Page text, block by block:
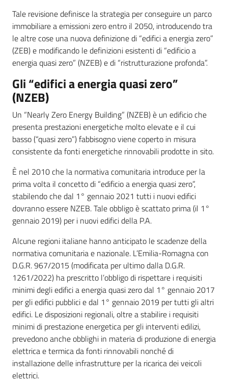
Tale revisione definisce la strategia per conseguire un parco
immobiliare a emissioni zero entro il 2050, introducendo tra
le altre cose una nuova definizione di “edifici a energia zero”
(ZEB) e modificando le definizioni esistenti di “edificio a
energia quasi zero” (NZEB) e di “ristrutturazione profonda”.
Gli “edifici a energia quasi zero”
(NZEB)
Un “Nearly Zero Energy Building” (NZEB) è un edificio che
presenta prestazioni energetiche molto elevate e il cui
basso (“quasi zero”) fabbisogno viene coperto in misura
consistente da fonti energetiche rinnovabili prodotte in sito.
È nel 2010 che la normativa comunitaria introduce per la
prima volta il concetto di “edificio a energia quasi zero”,
stabilendo che dal 1° gennaio 2021 tutti i nuovi edifici
dovranno essere NZEB. Tale obbligo è scattato prima (il 1°
gennaio 2019) per i nuovi edifici della P.A.
Alcune regioni italiane hanno anticipato le scadenze della
normativa comunitaria e nazionale. L’Emilia-Romagna con
D.G.R. 967/2015 (modificata per ultimo dalla D.G.R.
1261/2022) ha prescritto l’obbligo di rispettare i requisiti
minimi degli edifici a energia quasi zero dal 1° gennaio 2017
per gli edifici pubblici e dal 1° gennaio 2019 per tutti gli altri
edifici. Le disposizioni regionali, oltre a stabilire i requisiti
minimi di prestazione energetica per gli interventi edilizi,
prevedono anche obblighi in materia di produzione di energia
elettrica e termica da fonti rinnovabili nonché di
installazione delle infrastrutture per la ricarica dei veicoli
elettrici.